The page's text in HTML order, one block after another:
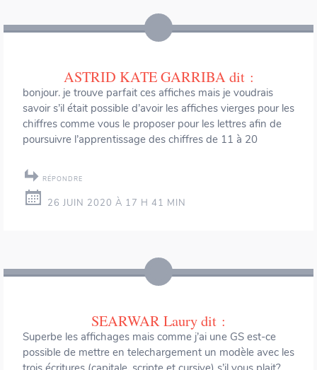
ASTRID KATE GARRIBAdit :
bonjour. je trouve parfait ces affiches mais je voudrais
savoir s’il était possible d’avoir les affiches vierges pour les
chiffres comme vous le proposer pour les lettres afin de
poursuivre l’apprentissage des chiffres de 11 à 20
RÉPONDRE
26 JUIN 2020 À 17 H 41 MIN
SEARWAR Laurydit :
Superbe les affichages mais comme j’ai une GS est-ce
possible de mettre en telechargement un modèle avec les